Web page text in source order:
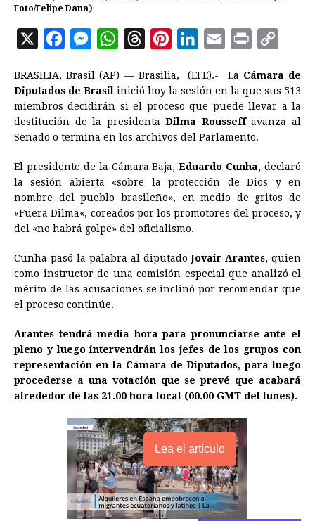
Foto/Felipe Dana)
X
c
e
b
o
o
k
M
s
s
e
n
g
e
W
a
t
s
A
p
p
r
e
a
d
s
n
t
e
r
s
n
k
e
d
I
n
a
i
l
i
n
t
p
y
L
n
k
BRASILIA, Brasil (AP) — Brasilia, (EFE).- La Cámara de
Diputados de Brasil inició hoy la sesión en la que sus 513
miembros decidirán si el proceso que puede llevar a la
destitución de la presidentaDilma Rousseffavanza al
Senado o termina en los archivos del Parlamento.
El presidente de la Cámara Baja,Eduardo Cunha, declaró
la sesión abierta «sobre la protección de Dios y en
nombre del pueblo brasileño», en medio de gritos de
«FueraDilma«, coreados por los promotores del proceso, y
del «no habrá golpe» del oficialismo.
Cunha pasó la palabra al diputadoJovair Arantes, quien
como instructor de una comisión especial que analizó el
mérito de las acusaciones se inclinó por recomendar que
el proceso continúe.
Arantes tendrá media hora para pronunciarse ante el
pleno y luego intervendrán los jefes de los grupos con
representación en la Cámara de Diputados, para luego
procederse a una votación que se prevé que acabará
alrededor de las 21.00 hora local (00.00 GMT del lunes).
Lea el artículo